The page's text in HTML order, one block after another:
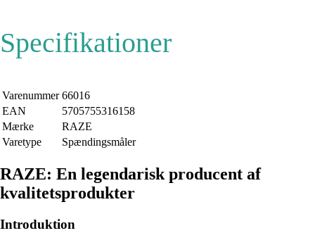
Specifikationer
Varenummer 66016
EAN
5705755316158
Mærke
RAZE
Varetype
Spændingsmåler
RAZE: En legendarisk producent af
kvalitetsprodukter
Introduktion